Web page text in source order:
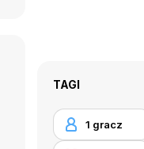
TAGI
1 gracz